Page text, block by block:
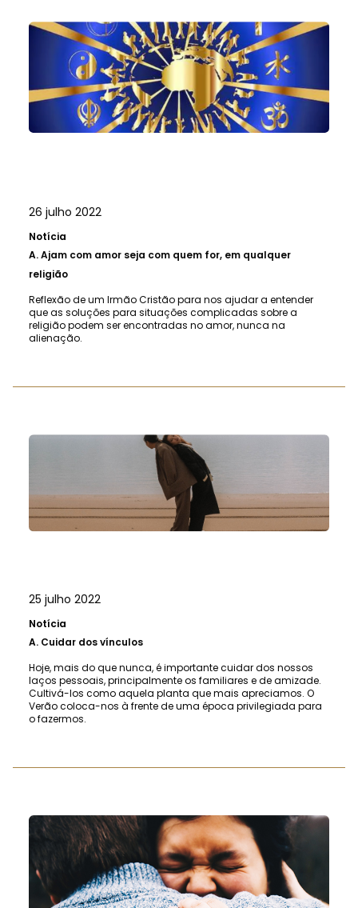
26 julho 2022
Notícia
A.Ajam com amor seja com quem for, em qualquer
religião
Reflexão de um Irmão Cristão para nos ajudar a entender
que as soluções para situações complicadas sobre a
religião podem ser encontradas no amor, nunca na
alienação.
25 julho 2022
Notícia
A. Cuidar dos vínculos
Hoje, mais do que nunca, é importante cuidar dos nossos
laços pessoais, principalmente os familiares e de amizade.
Cultivá-los como aquela planta que mais apreciamos. O
Verão coloca-nos à frente de uma época privilegiada para
o fazermos.